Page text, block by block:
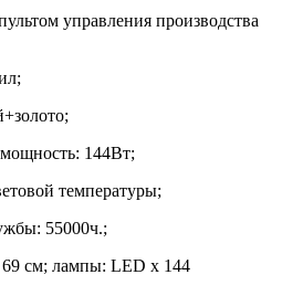
управления производства
144Вт;
температуры;
55000ч.;
см; лампы: LED х 144